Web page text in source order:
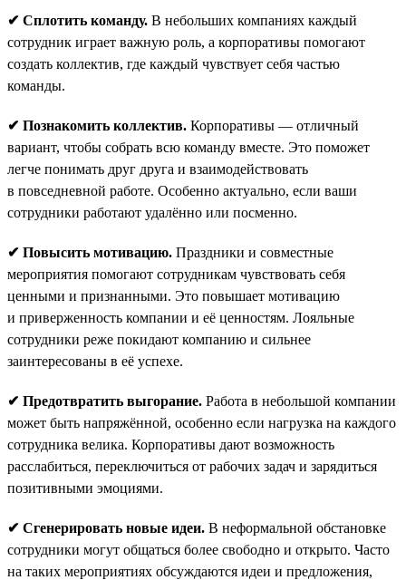
✔ Сплотить команду. В небольших компаниях каждый
сотрудник играет важную роль, а корпоративы помогают
создать коллектив, где каждый чувствует себя частью
команды.
✔ Познакомить коллектив. Корпоративы — отличный
вариант, чтобы собрать всю команду вместе. Это поможет
легче понимать друг друга и взаимодействовать
в повседневной работе. Особенно актуально, если ваши
сотрудники работают удалённо или посменно.
✔ Повысить мотивацию. Праздники и совместные
мероприятия помогают сотрудникам чувствовать себя
ценными и признанными. Это повышает мотивацию
и приверженность компании и её ценностям. Лояльные
сотрудники реже покидают компанию и сильнее
заинтересованы в её успехе.
✔ Предотвратить выгорание. Работа в небольшой компании
может быть напряжённой, особенно если нагрузка на каждого
сотрудника велика. Корпоративы дают возможность
расслабиться, переключиться от рабочих задач и зарядиться
позитивными эмоциями.
✔ Сгенерировать новые идеи. В неформальной обстановке
сотрудники могут общаться более свободно и открыто. Часто
на таких мероприятиях обсуждаются идеи и предложения,